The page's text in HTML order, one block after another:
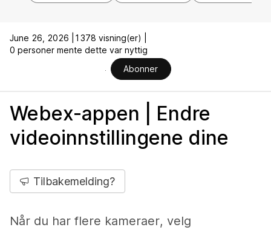
June 26, 2026 |
1378 visning(er) |
0 personer mente dette var nyttig
Abonner
Webex-appen | Endre
videoinnstillingene dine
Tilbakemelding?
Når du har flere kameraer, velg